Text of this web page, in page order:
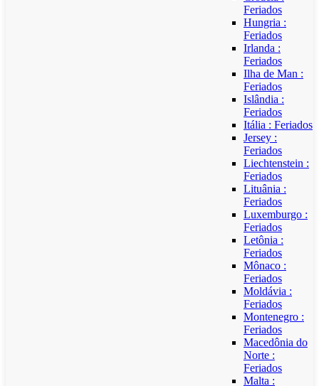
Feriados
Hungria :
Feriados
Irlanda :
Feriados
Ilha de Man :
Feriados
Islândia :
Feriados
Itália : Feriados
Jersey :
Feriados
Liechtenstein :
Feriados
Lituânia :
Feriados
Luxemburgo :
Feriados
Letônia :
Feriados
Mônaco :
Feriados
Moldávia :
Feriados
Montenegro :
Feriados
Macedônia do
Norte :
Feriados
Malta :